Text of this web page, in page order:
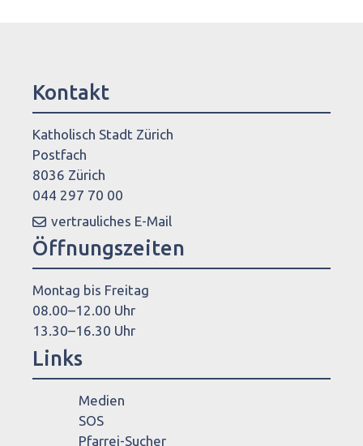
Kontakt
Katholisch Stadt Zürich
Postfach
8036 Zürich
044 297 70 00
vertrauliches E-Mail
Öffnungszeiten
Montag bis Freitag
08.00–12.00 Uhr
13.30–16.30 Uhr
Links
Medien
SOS
Pfarrei-Sucher